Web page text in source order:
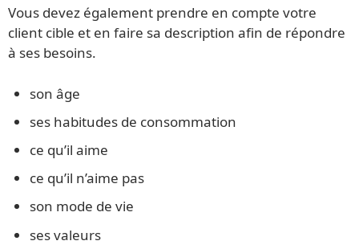
Vous devez également prendre en compte votre
client cible et en faire sa description afin de répondre
à ses besoins.
son âge
ses habitudes de consommation
ce qu’il aime
ce qu’il n’aime pas
son mode de vie
ses valeurs